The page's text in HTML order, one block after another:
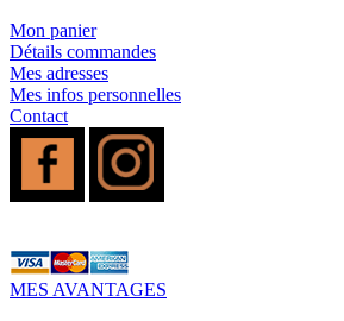
Mon panier
Détails commandes
Mes adresses
Mes infos personnelles
Contact
MES AVANTAGES